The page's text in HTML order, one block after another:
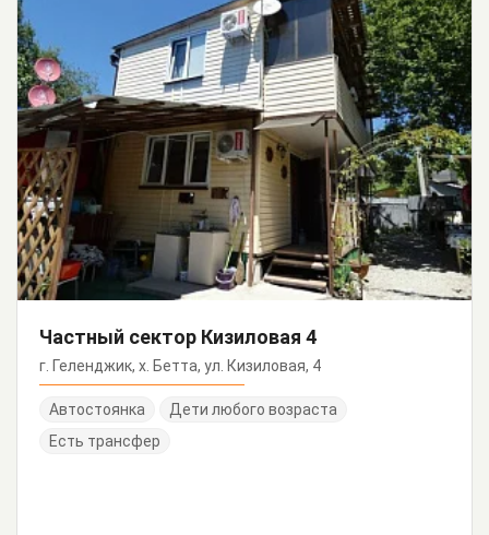
Частный сектор Кизиловая 4
г. Геленджик, х. Бетта, ул. Кизиловая, 4
Автостоянка
Дети любого возраста
Есть трансфер